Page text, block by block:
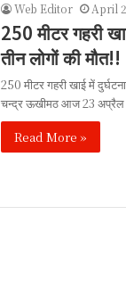
Web Editor April
250 मीटर गहरी
तीन लोगों की मौत!!
250 मीटर गहरी खाई में
चन्द्र ऊखीमठ आज 23
Read More »